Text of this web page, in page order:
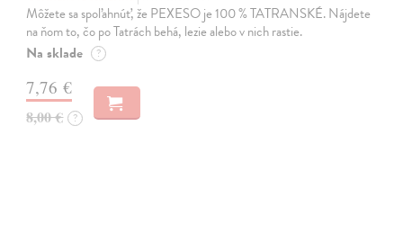
Môžete sa spoľahnúť, že PEXESO je 100 % TATRANSKÉ. Nájdete
na ňom to, čo po Tatrách behá, lezie alebo v nich rastie.
Na sklade ?
7,76 €
8,00 € ?